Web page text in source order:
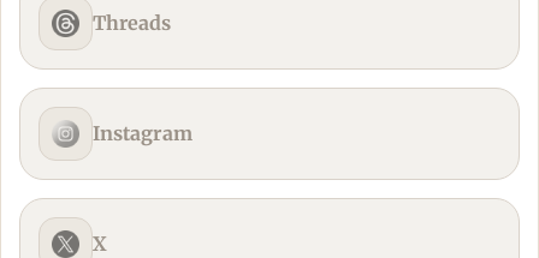
Threads
Instagram
X